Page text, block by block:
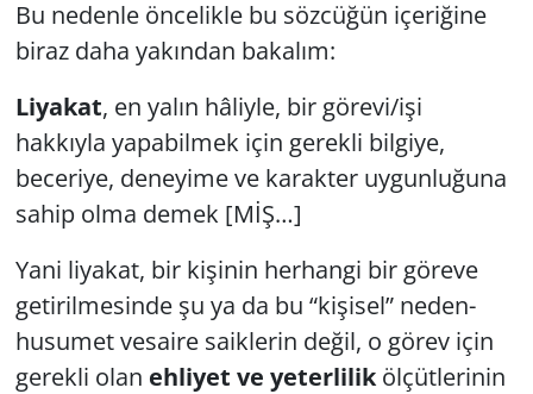
Bu nedenle öncelikle bu sözcüğün içeriğine
biraz daha yakından bakalım:
Liyakat, en yalın hâliyle, bir görevi/işi
hakkıyla yapabilmek için gerekli bilgiye,
beceriye, deneyime ve karakter uygunluğuna
sahip olma demek [MİŞ…]
Yani liyakat, bir kişinin herhangi bir göreve
getirilmesinde şu ya da bu “kişisel” neden-
husumet vesaire saiklerin değil, o görev için
gerekli olan ehliyet ve yeterlilikölçütlerinin